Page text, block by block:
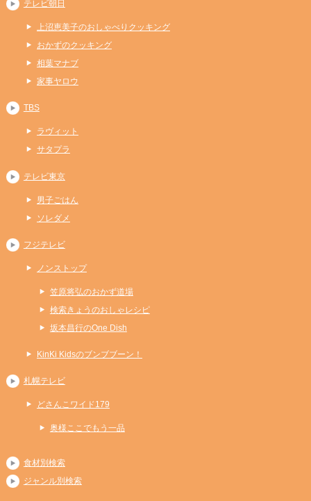
テレビ朝日
上沼恵美子のおしゃべりクッキング
おかずのクッキング
相葉マナブ
家事ヤロウ
TBS
ラヴィット
サタプラ
テレビ東京
男子ごはん
ソレダメ
フジテレビ
ノンストップ
笠原将弘のおかず道場
検索きょうのおしゃレシピ
坂本昌行のOne Dish
KinKi Kidsのブンブブーン！
札幌テレビ
どさんこワイド179
奥様ここでもう一品
食材別検索
ジャンル別検索